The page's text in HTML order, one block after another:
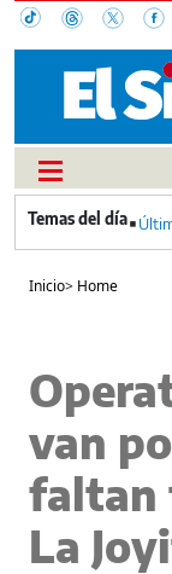
Inicio> Home
van
faltan
La